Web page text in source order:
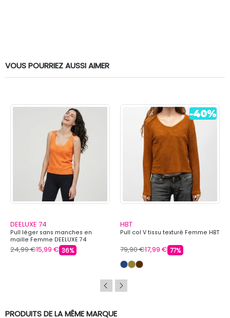
VOUS POURRIEZ AUSSI AIMER
DEELUXE 74
Pull léger sans manches en
maille Femme DEELUXE 74
24,99 €15,99 € 36%
HBT
Pull col V tissu texturé Femme HBT
79,90 €17,99 € 77%
PRODUITS DE LA MÊME MARQUE